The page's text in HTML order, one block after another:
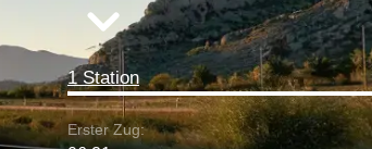
1 Station
Erster Zug: